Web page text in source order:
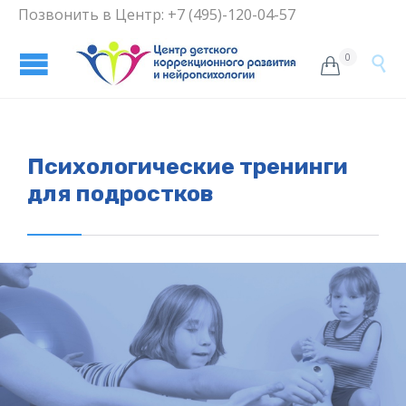
Позвонить в Центр: +7 (495)-120-04-57
 0 
Психологические тренинги
для подростков